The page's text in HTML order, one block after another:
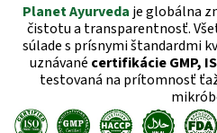
Planet Ayurveda je globálna
čistotu a transparentnosť.
súlade s prísnymi štandardmi
uznávané certifikácie GMP,
testovaná na prítomnosť